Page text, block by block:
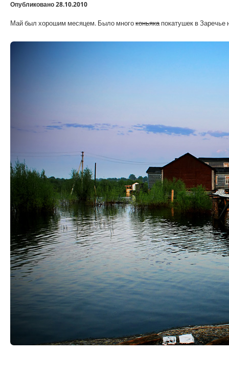
Опубликовано 28.10.2010
Май был хорошим месяцем. Было многоконьякапокатушек в Заречье